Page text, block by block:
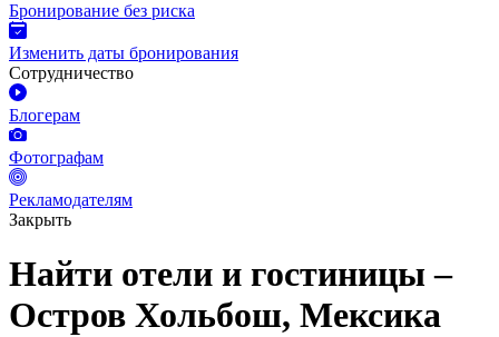
Бронирование без риска
Изменить даты бронирования
Сотрудничество
Блогерам
Фотографам
Рекламодателям
Закрыть
Найти отели и гостиницы –
Остров Хольбош, Мексика